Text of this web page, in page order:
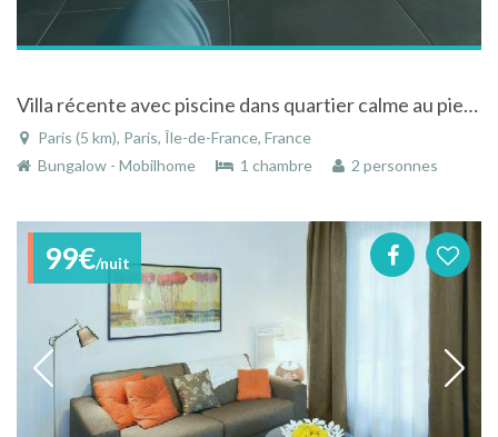
Villa récente avec piscine dans quartier calme au pied des Cévennes Gardoises
Paris (5 km), Paris, Île-de-France, France
Bungalow - Mobilhome
1 chambre 2 personnes
99€/nuit